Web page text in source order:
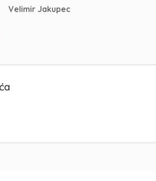
Velimir Jakupec